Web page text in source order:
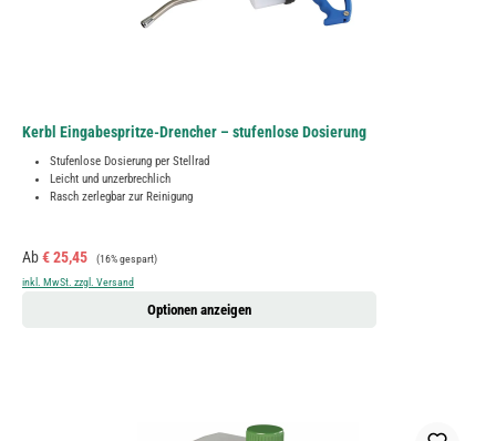
Kerbl Eingabespritze-Drencher – stufenlose Dosierung
Stufenlose Dosierung per Stellrad
Leicht und unzerbrechlich
Rasch zerlegbar zur Reinigung
Verkaufspreis:
Ab€ 25,45 Regulärer Preis:
(16% gespart)
inkl. MwSt. zzgl. Versand
Optionen anzeigen